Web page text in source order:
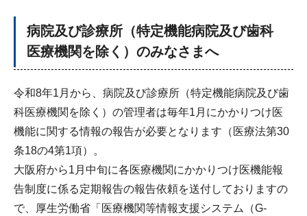
病院及び診療所（特定機能病院及び歯科
医療機関を除く）のみなさまへ
令和8年1月から、病院及び診療所（特定機能病院及び歯
科医療機関を除く）の管理者は毎年1月にかかりつけ医
機能に関する情報の報告が必要となります（医療法第30
条18の4第1項）。
大阪府から1月中旬に各医療機関にかかりつけ医機能報
告制度に係る定期報告の報告依頼を送付しておりますの
で、厚生労働省「医療機関等情報支援システム（G-